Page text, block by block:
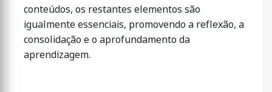
conteúdos, os restantes elementos são
igualmente essenciais, promovendo a reflexão, a
consolidação e o aprofundamento da
aprendizagem.